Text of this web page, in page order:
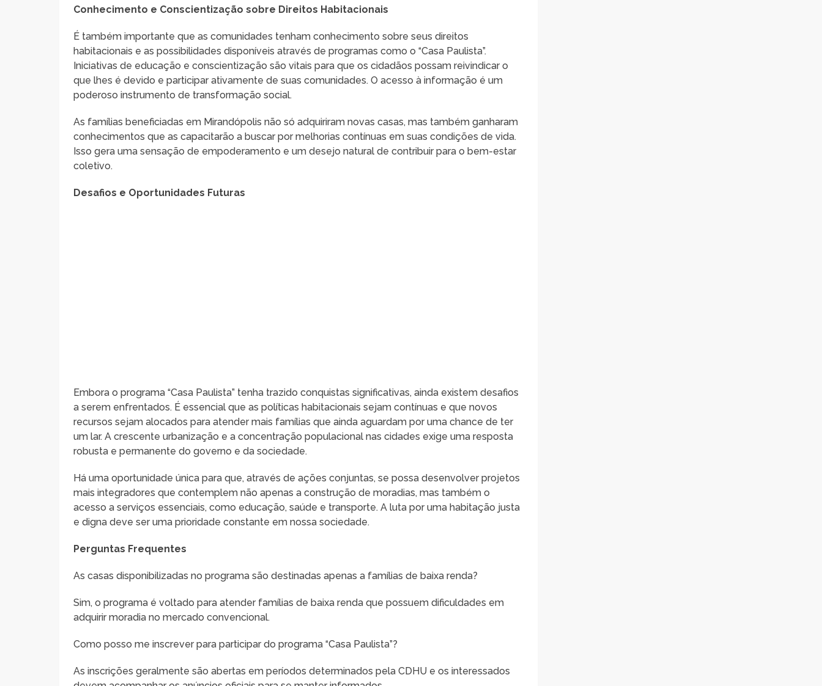
Conhecimento e Conscientização sobre Direitos Habitacionais
É também importante que as comunidades tenham conhecimento sobre seus direitos
habitacionais e as possibilidades disponíveis através de programas como o “Casa Paulista”.
Iniciativas de educação e conscientização são vitais para que os cidadãos possam reivindicar o
que lhes é devido e participar ativamente de suas comunidades. O acesso à informação é um
poderoso instrumento de transformação social.
As famílias beneficiadas em Mirandópolis não só adquiriram novas casas, mas também ganharam
conhecimentos que as capacitarão a buscar por melhorias contínuas em suas condições de vida.
Isso gera uma sensação de empoderamento e um desejo natural de contribuir para o bem-estar
coletivo.
Desafios e Oportunidades Futuras
Embora o programa “Casa Paulista” tenha trazido conquistas significativas, ainda existem desafios
a serem enfrentados. É essencial que as políticas habitacionais sejam contínuas e que novos
recursos sejam alocados para atender mais famílias que ainda aguardam por uma chance de ter
um lar. A crescente urbanização e a concentração populacional nas cidades exige uma resposta
robusta e permanente do governo e da sociedade.
Há uma oportunidade única para que, através de ações conjuntas, se possa desenvolver projetos
mais integradores que contemplem não apenas a construção de moradias, mas também o
acesso a serviços essenciais, como educação, saúde e transporte. A luta por uma habitação justa
e digna deve ser uma prioridade constante em nossa sociedade.
Perguntas Frequentes
As casas disponibilizadas no programa são destinadas apenas a famílias de baixa renda?
Sim, o programa é voltado para atender famílias de baixa renda que possuem dificuldades em
adquirir moradia no mercado convencional.
Como posso me inscrever para participar do programa “Casa Paulista”?
As inscrições geralmente são abertas em períodos determinados pela CDHU e os interessados